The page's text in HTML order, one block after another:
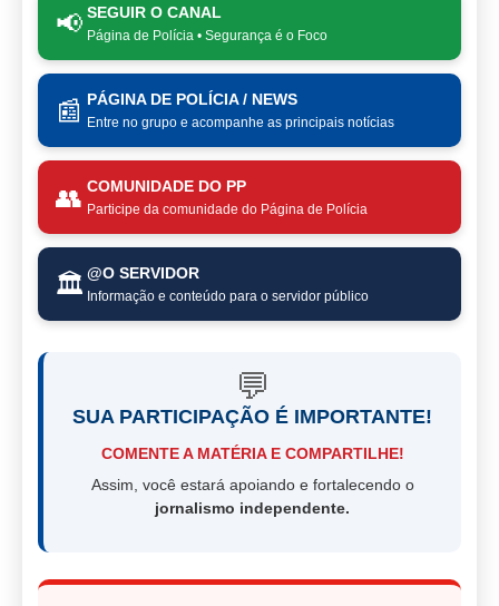
📢 SEGUIR O CANAL
Página de Polícia • Segurança é o Foco
📰 PÁGINA DE POLÍCIA / NEWS
Entre no grupo e acompanhe as principais notícias
👥 COMUNIDADE DO PP
Participe da comunidade do Página de Polícia
🏛️ @O SERVIDOR
Informação e conteúdo para o servidor público
💬
SUA PARTICIPAÇÃO É IMPORTANTE!
COMENTE A MATÉRIA E COMPARTILHE!
Assim, você estará apoiando e fortalecendo o
jornalismo independente.